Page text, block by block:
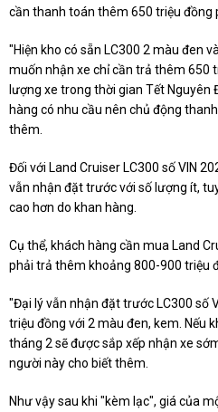
cần thanh toán thêm 650 triệu đồng
"Hiện kho có sẵn LC300 2 màu đen
muốn nhận xe chỉ cần trả thêm 650
lượng xe trong thời gian Tết Nguyên
hàng có nhu cầu nên chủ động
thêm.
Đối với Land Cruiser LC300 số VIN
vẫn nhận đặt trước với số lượng ít,
cao hơn do khan hàng.
Cụ thể, khách hàng cần mua Land
phải trả thêm khoảng 800-900 triệu
"Đại lý vẫn nhận đặt trước LC300 số
triệu đồng với 2 màu đen, kem. Nếu
tháng 2 sẽ được sắp xếp nhận xe
người này cho biết thêm.
Như vậy sau khi "kèm lạc", giá của